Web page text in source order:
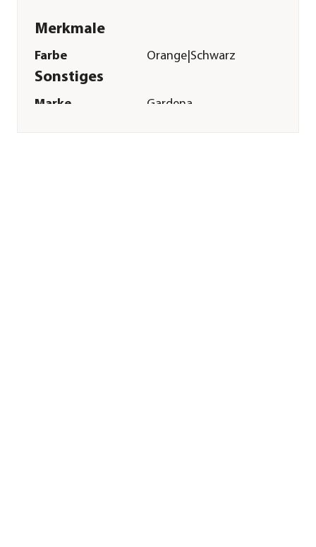
Merkmale
Farbe Orange|Schwarz
Sonstiges
Marke Gardena